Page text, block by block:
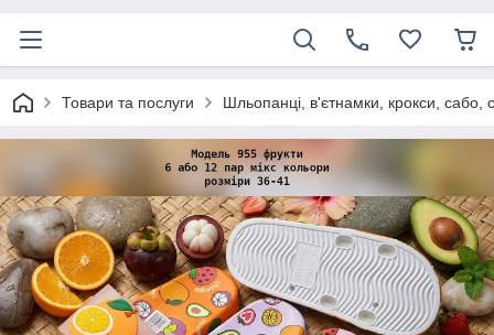
Товари та послуги Шльопанці, в'єтнамки, крокси, сабо,